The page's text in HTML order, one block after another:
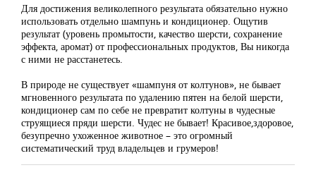
Для достижения великолепного результата обязательно нужно
использовать отдельно шампунь и кондиционер. Ощутив
результат (уровень промытости, качество шерсти, сохранение
эффекта, аромат) от профессиональных продуктов, Вы никогда
с ними не расстанетесь.
В природе не существует «шампуня от колтунов», не бывает
мгновенного результата по удалению пятен на белой шерсти,
кондиционер сам по себе не превратит колтуны в чудесные
струящиеся пряди шерсти. Чудес не бывает! Красивое,здоровое,
безупречно ухоженное животное – это огромный
систематический труд владельцев и грумеров!